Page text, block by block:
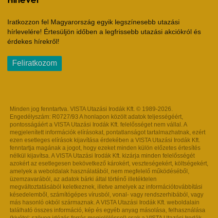
Iratkozzon fel Magyarország egyik legszínesebb utazási
hírlevelére! Értesüljön időben a legfrissebb utazási akciókról és
érdekes hírekről!
Feliratkozom
Minden jog fenntartva. VISTA Utazási Irodák Kft. © 1989-2026.
Engedélyszám: R0727/93 A honlapon közölt adatok teljességéért,
pontosságáért a VISTA Utazási Irodák Kft. felelősséget nem vállal. A
megjelenített információk elírásokat, pontatlanságot tartalmazhatnak, ezért
ezen esetleges elírások kijavítása érdekében a VISTA Utazási Irodák Kft.
fenntartja magának a jogot, hogy ezeket minden külön előzetes értesítés
nélkül kijavítsa. A VISTA Utazási Irodák Kft. kizárja minden felelősségét
azokért az esetlegesen bekövetkező károkért, veszteségekért, költségekért,
amelyek a weboldalak használatából, nem megfelelő működéséből,
üzemzavarából, az adatok bárki által történő illetéktelen
megváltoztatásából keletkeznek, illetve amelyek az információtovábbítási
késedelemből, számítógépes vírusból, vonal- vagy rendszerhibából, vagy
más hasonló okból származnak. A VISTA Utazási Irodák Kft. weboldalain
található összes információ, kép és egyéb anyag másolása, felhasználása